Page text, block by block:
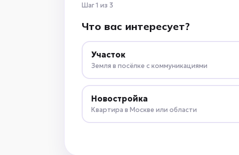
Шаг 1 из 3
Что вас интересует?
Участок
Земля в посёлке с коммуникациями
Новостройка
Квартира в Москве или области